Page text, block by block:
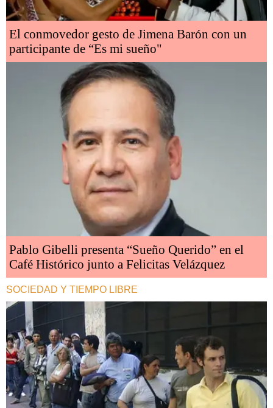
El conmovedor gesto de Jimena Barón con un
participante de “Es mi sueño"
Pablo Gibelli presenta “Sueño Querido” en el
Café Histórico junto a Felicitas Velázquez
SOCIEDAD Y TIEMPO LIBRE